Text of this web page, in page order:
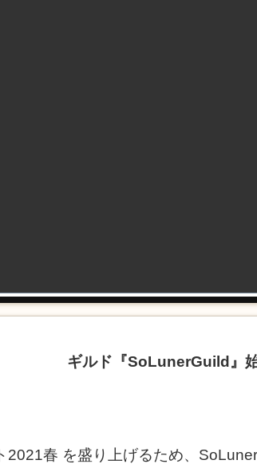
ギルド『SoLunerGuild』
2021春 を盛り上げるため、